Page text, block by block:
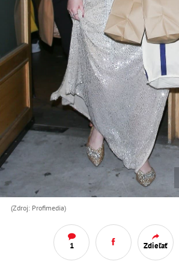
(Zdroj: Profimedia)
1 Zdieľať